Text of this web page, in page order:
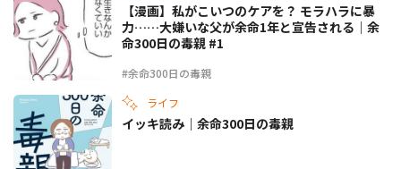
#余命300日の毒親
【漫画】私がこいつのケアを？ モラハラに暴
力……大嫌いな父が余命1年と宣告される｜余
命300日の毒親 #1
ライフ
イッキ読み｜余命300日の毒親